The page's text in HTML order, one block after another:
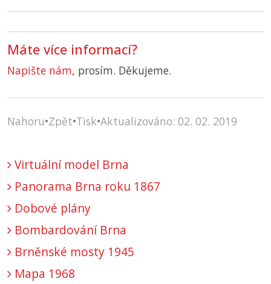
Máte více informací?
Napište nám, prosím. Děkujeme.
Nahoru•Zpět•Tisk•Aktualizováno: 02. 02. 2019
Virtuální model Brna
Panorama Brna roku 1867
Dobové plány
Bombardování Brna
Brněnské mosty 1945
Mapa 1968